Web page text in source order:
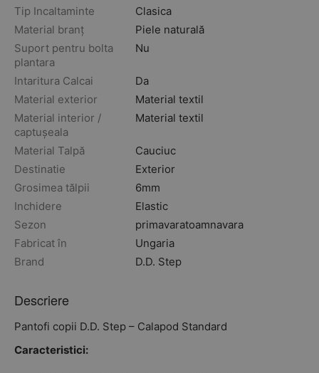
Tip Incaltaminte
Clasica
Material branț
Piele naturală
Suport pentru bolta
plantara
Nu
Intaritura Calcai
Da
Material exterior
Material textil
Material interior /
captușeala
Material textil
Material Talpă
Cauciuc
Destinatie
Exterior
Grosimea tălpii
6mm
Inchidere
Elastic
Sezon
primavaratoamnavara
Fabricat în
Ungaria
Brand
D.D. Step
Descriere
Pantofi copii D.D. Step – Calapod Standard
Caracteristici: